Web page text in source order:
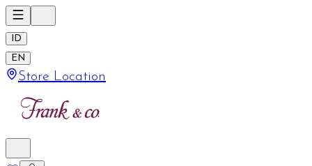
ID
EN
Store Location